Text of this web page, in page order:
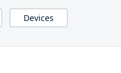
Devices